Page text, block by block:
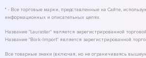
* - Все торговые марки, представленные на Сайте,
информационных и описательных целях.
Название "Laurastar" является зарегистрированной
Название "Bork-Import" является зарегистрированной
Все товарные знаки (включая, но не ограничиваясь